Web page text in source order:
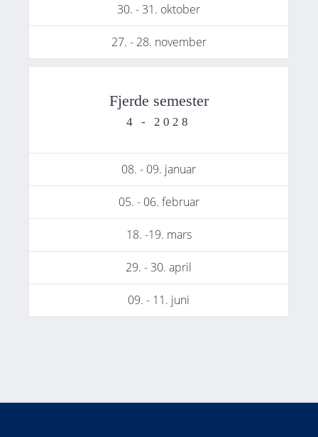
30. - 31. oktober
27. - 28. november
Fjerde semester
4 - 2028
08. - 09. januar
05. - 06. februar
18. -19. mars
29. - 30. april
09. - 11. juni